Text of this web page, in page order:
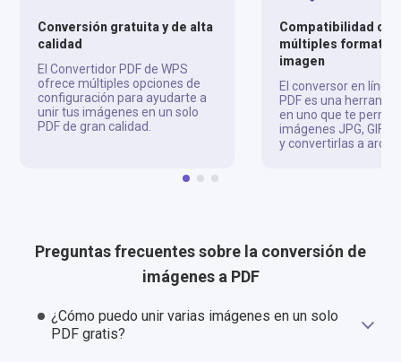
Conversión gratuita y de alta
calidad
El Convertidor PDF de WPS
ofrece múltiples opciones de
configuración para ayudarte a
unir tus imágenes en un solo
PDF de gran calidad.
Compatibilidad con
múltiples formatos
imagen
El conversor en línea
PDF es una
en uno que te
imágenes JPG, GIF,
y convertirlas a
Preguntas frecuentes sobre la conversión de
imágenes a PDF
¿Cómo puedo unir varias imágenes en un solo
PDF gratis?